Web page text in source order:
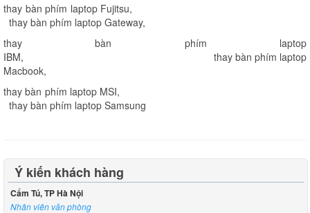
thay bàn phím laptop Fujitsu,
thay bàn phím laptop Gateway,
thay bàn phím laptop
IBM, thay bàn phím laptop
Macbook,
thay bàn phím laptop MSI,
thay bàn phím laptop Samsung
Ý kiến khách hàng
Cẩm Tú, TP Hà Nội
Nhân viên văn phòng